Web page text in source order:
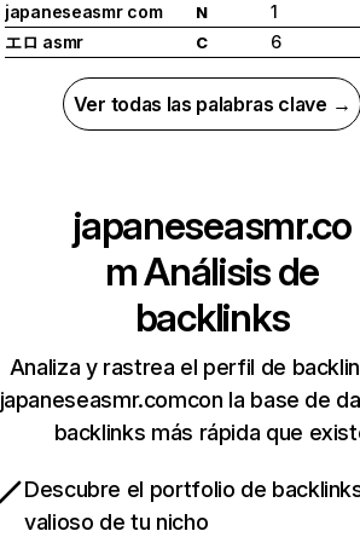
japaneseasmr com
N
1
エロ asmr
C 6
Ver todas las palabras clave →
japaneseasmr.co
mAnálisis de
backlinks
Analiza y rastrea el perfil de
japaneseasmr.comcon la base de
backlinks más rápida que
Descubre el portfolio de
valioso de tu nicho